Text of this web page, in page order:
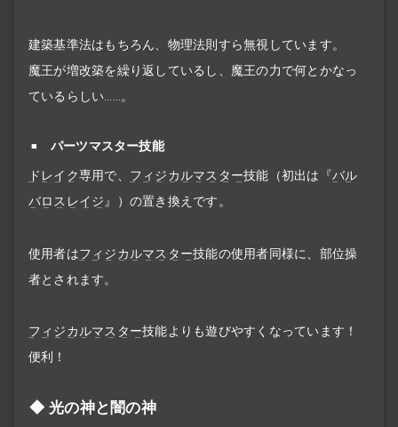
建築基準法はもちろん、物理法則すら無視しています。
魔王が増改築を繰り返しているし、魔王の力で何とかなっ
ているらしい……。
パーツマスター技能
ドレイク専用で、 フィジカルマスター技能（初出は『バル
バロスレイジ』）の置き換えです。
使用者はフィジカルマスター技能の使用者同様に、部位操
者とされます。
フィジカルマスター技能よりも遊びやすくなっています！
便利！
光の神と闇の神